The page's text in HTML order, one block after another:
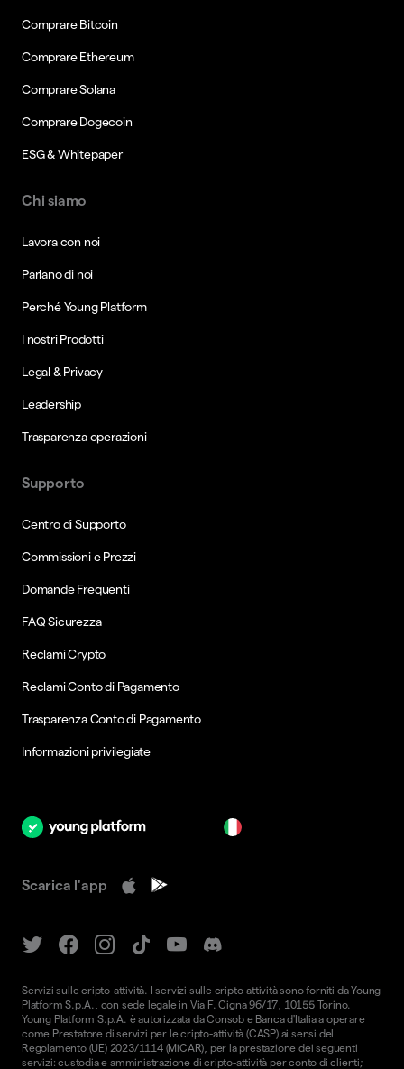
Comprare Bitcoin
Comprare Ethereum
Comprare Solana
Comprare Dogecoin
ESG & Whitepaper
Chi siamo
Lavora con noi
Parlano di noi
Perché Young Platform
I nostri Prodotti
Legal & Privacy
Leadership
Trasparenza operazioni
Supporto
Centro di Supporto
Commissioni e Prezzi
Domande Frequenti
FAQ Sicurezza
Reclami Crypto
Reclami Conto di Pagamento
Trasparenza Conto di Pagamento
Informazioni privilegiate
Scarica l'app
Servizi sulle cripto-attività. I servizi sulle cripto-attività sono forniti da Young
Platform S.p.A., con sede legale in Via F. Cigna 96/17, 10155 Torino.
Young Platform S.p.A. è autorizzata da Consob e Banca d'Italia a operare
come Prestatore di servizi per le cripto-attività (CASP) ai sensi del
Regolamento (UE) 2023/1114 (MiCAR), per la prestazione dei seguenti
servizi: custodia e amministrazione di cripto-attività per conto di clienti;